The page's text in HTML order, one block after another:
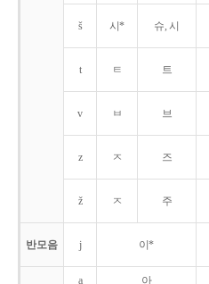
š 시* 슈, 시
t ㅌ 트
v ㅂ 브
z ㅈ 즈
ž ㅈ 주
반모음 j 이*
a 아